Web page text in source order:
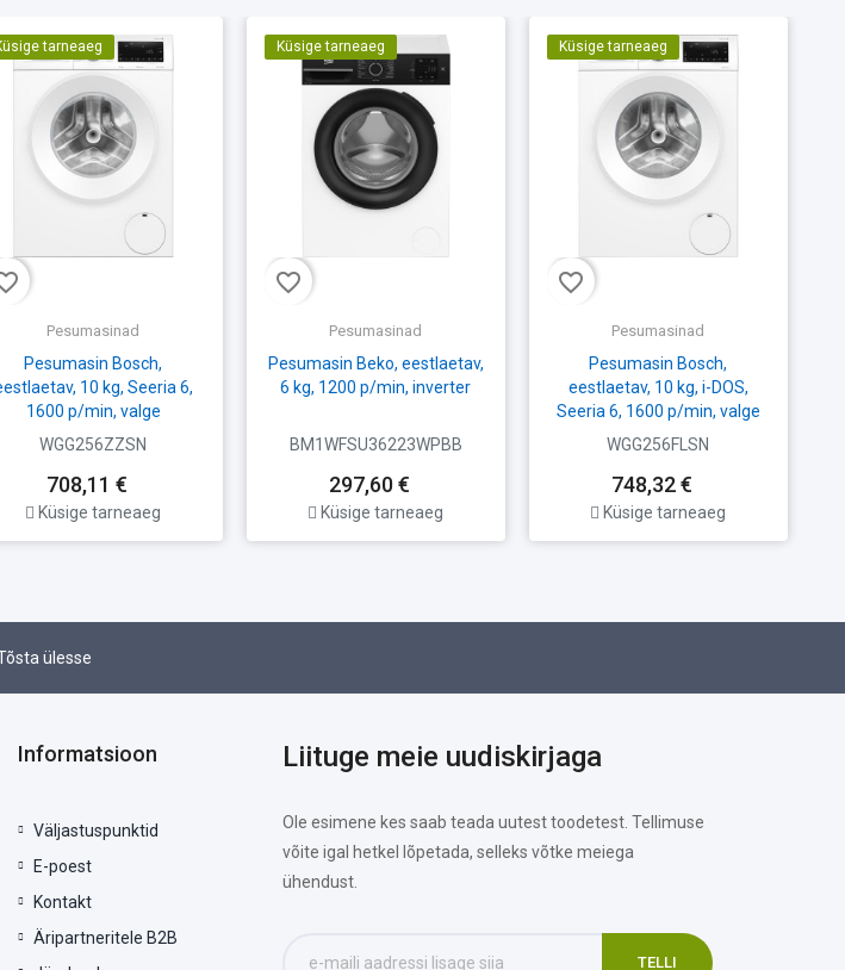
tarneaeg
Pesumasinad
Pesumasin Bosch,
10 kg, Seeria 6,
1600 p/min, valge
WGG256ZZSN
708,11 €
Küsige tarneaeg
favorite_border
Küsige tarneaeg
Pesumasinad
Pesumasin Beko, eestlaetav,
6 kg, 1200 p/min, inverter
BM1WFSU36223WPBB
297,60 €
Küsige tarneaeg
favorite_border
Küsige tarneaeg
Pesumasinad
Pesumasin Bosch,
eestlaetav, 10 kg, i-DOS,
Seeria 6, 1600 p/min, valge
WGG256FLSN
748,32 €
Küsige tarneaeg
ülesse
Informatsioon
Väljastuspunktid
E-poest
Kontakt
Äripartneritele B2B
Liituge meie uudiskirjaga
Ole esimene kes saab teada uutest toodetest. Tellimuse
võite igal hetkel lõpetada, selleks võtke meiega
ühendust.